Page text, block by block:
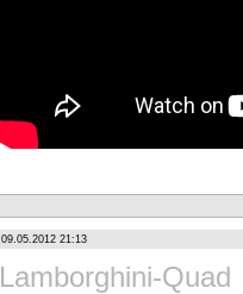
09.05.2012 21:13
Lamborghini-Quad